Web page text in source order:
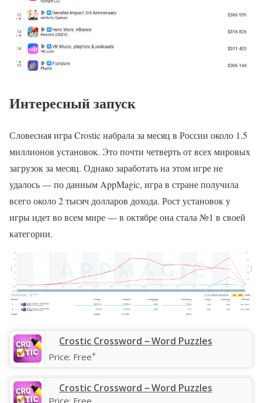
Интересный запуск
Словесная игра Crostic набрала за месяц в России около 1.5
миллионов установок. Это почти четверть от всех мировых
загрузок за месяц. Однако заработать на этом игре не
удалось — по данным AppMagic, игра в стране получила
всего около 2 тысяч долларов дохода. Рост установок у
игры идет во всем мире — в октябре она стала №1 в своей
категории.
‎Crostic Crossword－Word Puzzles
Price: Free+
Crostic Crossword－Word Puzzles